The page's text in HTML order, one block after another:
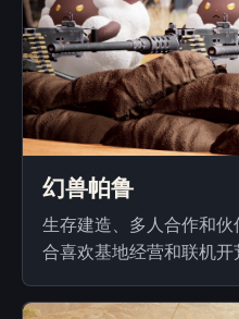
幻兽帕鲁
生存建造、多人合作和
合喜欢基地经营和联机开